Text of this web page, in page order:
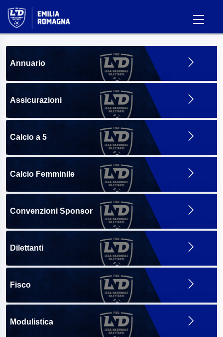
Annuario
Assicurazioni
Calcio a 5
Calcio Femminile
Convenzioni Sponsor
Dilettanti
Fisco
Modulistica